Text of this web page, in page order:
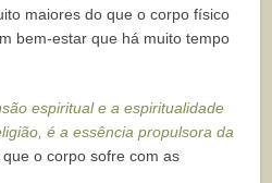
maiores do que o corpo físico
bem-estar que há muito tempo
espiritual e a espiritualidade
é a essência propulsora da
o corpo sofre com as